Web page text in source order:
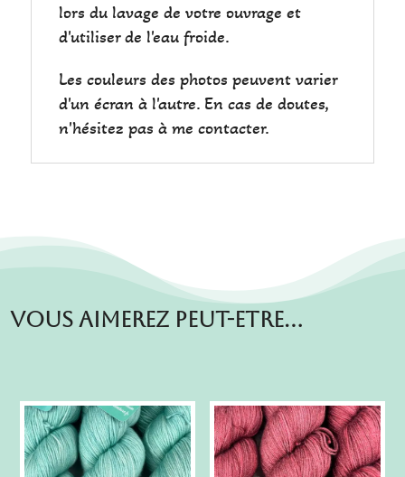
lors du lavage de votre ouvrage et
d'utiliser de l'eau froide.
Les couleurs des photos peuvent varier
d'un écran à l'autre. En cas de doutes,
n'hésitez pas à me contacter.
Vous aimerez peut-etre…